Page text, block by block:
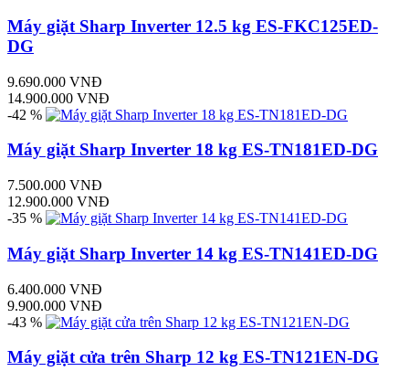
Máy giặt Sharp Inverter 12.5 kg ES-FKC125ED-
DG
9.690.000 VNĐ
14.900.000 VNĐ
-42 %
Máy giặt Sharp Inverter 18 kg ES-TN181ED-DG
7.500.000 VNĐ
12.900.000 VNĐ
-35 %
Máy giặt Sharp Inverter 14 kg ES-TN141ED-DG
6.400.000 VNĐ
9.900.000 VNĐ
-43 %
Máy giặt cửa trên Sharp 12 kg ES-TN121EN-DG